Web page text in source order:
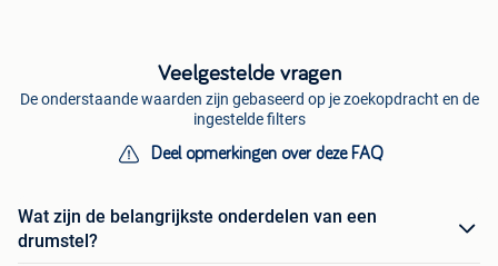
Veelgestelde vragen
De onderstaande waarden zijn gebaseerd op je zoekopdracht en de
ingestelde filters
Deel opmerkingen over deze FAQ
Wat zijn de belangrijkste onderdelen van een
drumstel?